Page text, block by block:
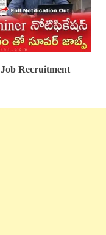
Job Recruitment